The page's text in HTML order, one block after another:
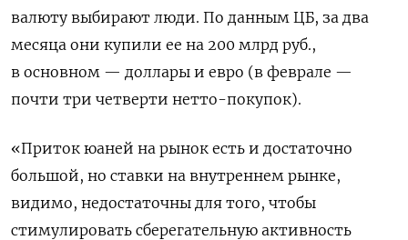
валюту выбирают люди. По данным ЦБ, за два
месяца они купили ее на 200 млрд руб.,
в основном — доллары и евро (в феврале —
почти три четверти нетто-покупок).
«Приток юаней на рынок есть и достаточно
большой, но ставки на внутреннем рынке,
видимо, недостаточны для того, чтобы
стимулировать сберегательную активность